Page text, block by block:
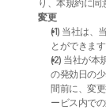
り、本規約に同
変更
(1) 当社は、
とができます
(2) 当社が本
の発効日の
間前に、変
ービス内で